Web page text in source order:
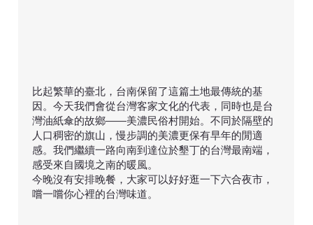
比起繁華的臺北，台南保留了這篇土地最傳統的基
因。今天我們會從台灣客家文化的代表，同時也是台
灣油紙傘的故鄉——美濃民俗村開始。不同於隔壁的
人口稠密的旗山，慢步調的美濃更保有早年的閒適
感。我們繼續一路向南到達位於墾丁的台灣最南端，
感受來自國境之南的暖風。
今晚沒有安排晚餐，大家可以好好逛一下六合夜市，
嚐一嚐你心裡的台灣味道。